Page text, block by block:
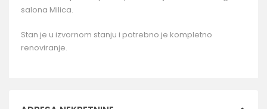
salona Milica.
Stan je u izvornom stanju i potrebno je kompletno
renoviranje.